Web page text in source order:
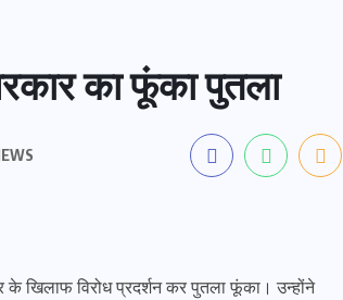
का फूंका पुतला
खिलाफ विरोध प्रदर्शन कर पुतला फूंका। उन्होंने